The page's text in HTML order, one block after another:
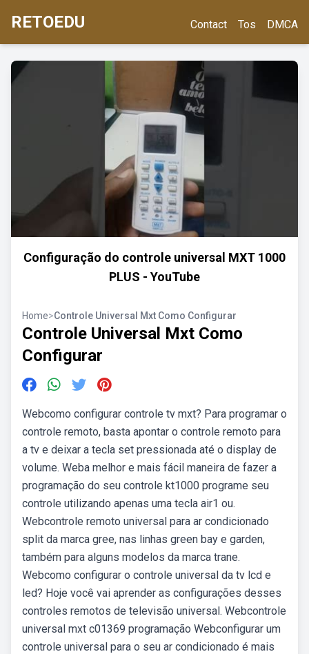
RETOEDU Contact Tos DMCA
Configuração do controle universal MXT 1000
PLUS - YouTube
Home>Controle Universal Mxt Como Configurar
Controle Universal Mxt Como
Configurar
Webcomo configurar controle tv mxt? Para programar o
controle remoto, basta apontar o controle remoto para
a tv e deixar a tecla set pressionada até o display de
volume. Weba melhor e mais fácil maneira de fazer a
programação do seu controle kt1000 programe seu
controle utilizando apenas uma tecla air1 ou.
Webcontrole remoto universal para ar condicionado
split da marca gree, nas linhas green bay e garden,
também para alguns modelos da marca trane.
Webcomo configurar o controle universal da tv lcd e
led? Hoje você vai aprender as configurações desses
controles remotos de televisão universal. Webcontrole
universal mxt c01369 programação Webconfigurar um
controle universal para o seu ar condicionado é mais